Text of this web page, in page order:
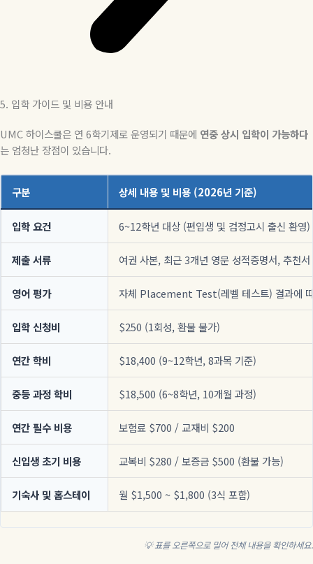
5. 입학 가이드 및 비용 안내
UMC 하이스쿨은 연 6학기제로 운영되기 때문에 연중 상시 입학이 가능하다
는 엄청난 장점이 있습니다.
구분 상세 내용 및 비용 (2026년 기준)
입학 요건 6~12학년 대상 (편입생 및 검정고시 출신 환영)
제출 서류 여권 사본, 최근 3개년 영문 성적증명서, 추천서
영어 평가 자체 Placement Test(레벨 테스트) 결과에
입학 신청비 $250 (1회성, 환불 불가)
연간 학비 $18,400 (9~12학년, 8과목 기준)
중등 과정 학비 $18,500 (6~8학년, 10개월 과정)
연간 필수 비용 보험료 $700 / 교재비 $200
신입생 초기 비용 교복비 $280 / 보증금 $500 (환불 가능)
기숙사 및 홈스테이 월 $1,500 ~ $1,800 (3식 포함)
💡 표를 오른쪽으로 밀어 전체 내용을 확인하세요.